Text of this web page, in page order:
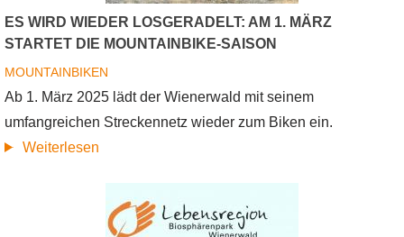
ES WIRD WIEDER LOSGERADELT: AM 1. MÄRZ
STARTET DIE MOUNTAINBIKE-SAISON
MOUNTAINBIKEN
Ab 1. März 2025 lädt der Wienerwald mit seinem
umfangreichen Streckennetz wieder zum Biken ein.
Weiterlesen
wird
wieder